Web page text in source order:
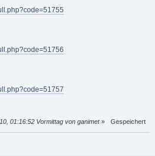
01:16:52 Vormittag von ganimet» Gespeichert